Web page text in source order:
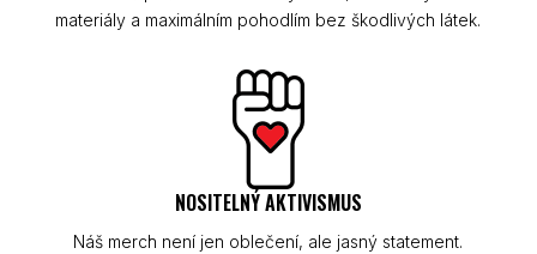
materiály a maximálním pohodlím bez škodlivých látek.
NOSITELNÝ AKTIVISMUS
Náš merch není jen oblečení, ale jasný statement.